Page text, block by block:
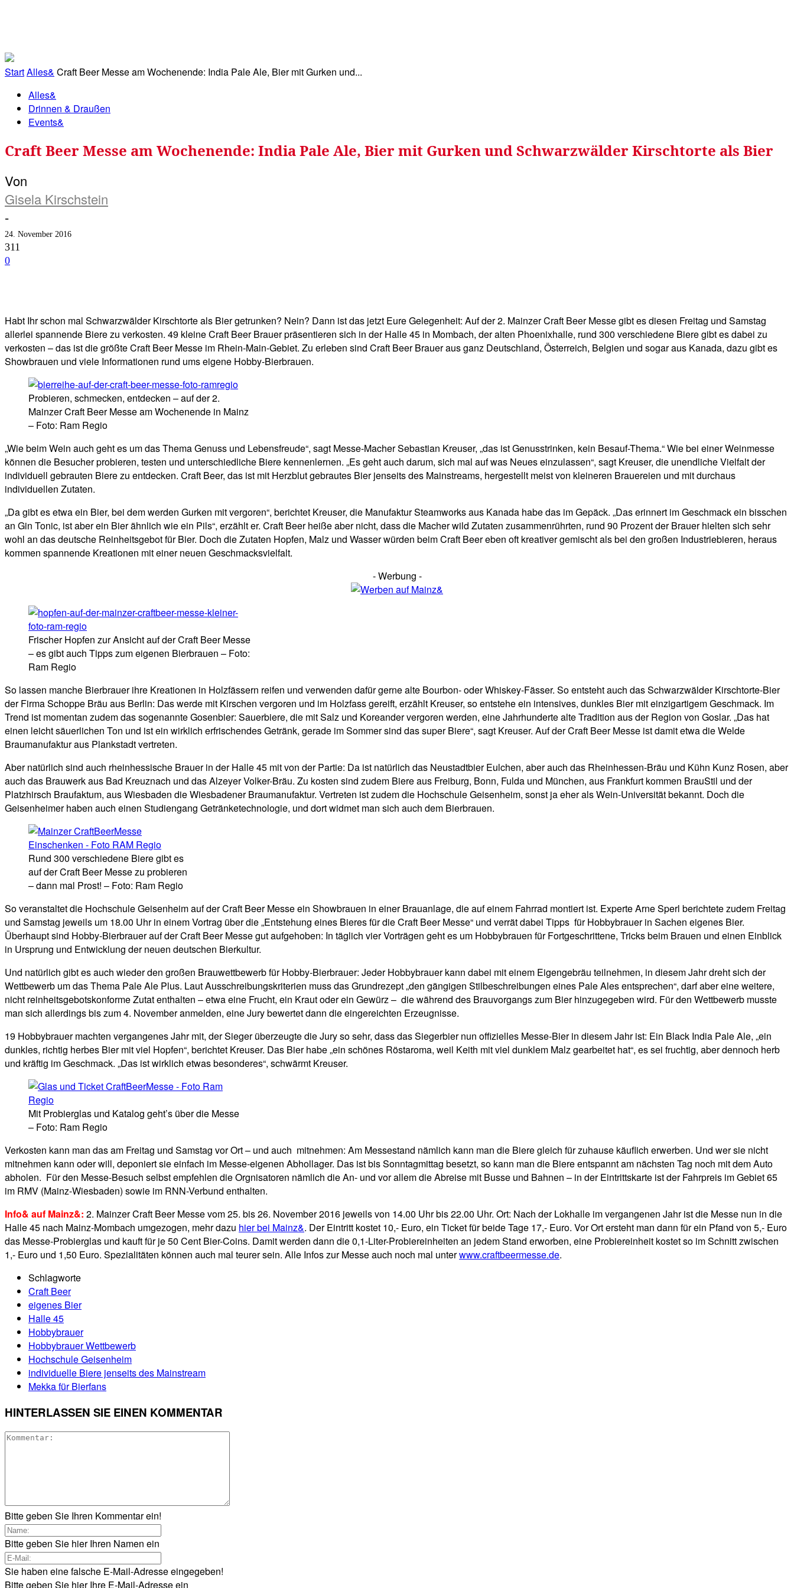
StartAlles& Craft Beer Messe am Wochenende: India Pale Ale, Bier mit Gurken und...
Alles&
Drinnen & Draußen
Events&
Craft Beer Messe am Wochenende: India Pale Ale, Bier mit Gurken und Schwarzwälder Kirschtorte als Bier
Von
Gisela Kirschstein
-
24. November 2016
311
0
Habt Ihr schon mal Schwarzwälder Kirschtorte als Bier getrunken? Nein? Dann ist das jetzt Eure Gelegenheit: Auf der 2. Mainzer Craft Beer Messe gibt es diesen Freitag und Samstag
allerlei spannende Biere zu verkosten. 49 kleine Craft Beer Brauer präsentieren sich in der Halle 45 in Mombach, der alten Phoenixhalle, rund 300 verschiedene Biere gibt es dabei zu
verkosten – das ist die größte Craft Beer Messe im Rhein-Main-Gebiet. Zu erleben sind Craft Beer Brauer aus ganz Deutschland, Österreich, Belgien und sogar aus Kanada, dazu gibt es
Showbrauen und viele Informationen rund ums eigene Hobby-Bierbrauen.
Probieren, schmecken, entdecken – auf der 2.
Mainzer Craft Beer Messe am Wochenende in Mainz
– Foto: Ram Regio
„Wie beim Wein auch geht es um das Thema Genuss und Lebensfreude“, sagt Messe-Macher Sebastian Kreuser, „das ist Genusstrinken, kein Besauf-Thema.“ Wie bei einer Weinmesse
können die Besucher probieren, testen und unterschiedliche Biere kennenlernen. „Es geht auch darum, sich mal auf was Neues einzulassen“, sagt Kreuser, die unendliche Vielfalt der
individuell gebrauten Biere zu entdecken. Craft Beer, das ist mit Herzblut gebrautes Bier jenseits des Mainstreams, hergestellt meist von kleineren Brauereien und mit durchaus
individuellen Zutaten.
„Da gibt es etwa ein Bier, bei dem werden Gurken mit vergoren“, berichtet Kreuser, die Manufaktur Steamworks aus Kanada habe das im Gepäck. „Das erinnert im Geschmack ein bisschen
an Gin Tonic, ist aber ein Bier ähnlich wie ein Pils“, erzählt er. Craft Beer heiße aber nicht, dass die Macher wild Zutaten zusammenrührten, rund 90 Prozent der Brauer hielten sich sehr
wohl an das deutsche Reinheitsgebot für Bier. Doch die Zutaten Hopfen, Malz und Wasser würden beim Craft Beer eben oft kreativer gemischt als bei den großen Industriebieren, heraus
kommen spannende Kreationen mit einer neuen Geschmacksvielfalt.
- Werbung -
Frischer Hopfen zur Ansicht auf der Craft Beer Messe
– es gibt auch Tipps zum eigenen Bierbrauen – Foto:
Ram Regio
So lassen manche Bierbrauer ihre Kreationen in Holzfässern reifen und verwenden dafür gerne alte Bourbon- oder Whiskey-Fässer. So entsteht auch das Schwarzwälder Kirschtorte-Bier
der Firma Schoppe Bräu aus Berlin: Das werde mit Kirschen vergoren und im Holzfass gereift, erzählt Kreuser, so entstehe ein intensives, dunkles Bier mit einzigartigem Geschmack. Im
Trend ist momentan zudem das sogenannte Gosenbier: Sauerbiere, die mit Salz und Koreander vergoren werden, eine Jahrhunderte alte Tradition aus der Region von Goslar. „Das hat
einen leicht säuerlichen Ton und ist ein wirklich erfrischendes Getränk, gerade im Sommer sind das super Biere“, sagt Kreuser. Auf der Craft Beer Messe ist damit etwa die Welde
Braumanufaktur aus Plankstadt vertreten.
Aber natürlich sind auch rheinhessische Brauer in der Halle 45 mit von der Partie: Da ist natürlich das Neustadtbier Eulchen, aber auch das Rheinhessen-Bräu und Kühn Kunz Rosen, aber
auch das Brauwerk aus Bad Kreuznach und das Alzeyer Volker-Bräu. Zu kosten sind zudem Biere aus Freiburg, Bonn, Fulda und München, aus Frankfurt kommen BrauStil und der
Platzhirsch Braufaktum, aus Wiesbaden die Wiesbadener Braumanufaktur. Vertreten ist zudem die Hochschule Geisenheim, sonst ja eher als Wein-Universität bekannt. Doch die
Geisenheimer haben auch einen Studiengang Getränketechnologie, und dort widmet man sich auch dem Bierbrauen.
Rund 300 verschiedene Biere gibt es
auf der Craft Beer Messe zu probieren
– dann mal Prost! – Foto: Ram Regio
So veranstaltet die Hochschule Geisenheim auf der Craft Beer Messe ein Showbrauen in einer Brauanlage, die auf einem Fahrrad montiert ist. Experte Arne Sperl berichtete zudem Freitag
und Samstag jeweils um 18.00 Uhr in einem Vortrag über die „Entstehung eines Bieres für die Craft Beer Messe“ und verrät dabei Tipps für Hobbybrauer in Sachen eigenes Bier.
Überhaupt sind Hobby-Bierbrauer auf der Craft Beer Messe gut aufgehoben: In täglich vier Vorträgen geht es um Hobbybrauen für Fortgeschrittene, Tricks beim Brauen und einen Einblick
in Ursprung und Entwicklung der neuen deutschen Bierkultur.
Und natürlich gibt es auch wieder den großen Brauwettbewerb für Hobby-Bierbrauer: Jeder Hobbybrauer kann dabei mit einem Eigengebräu teilnehmen, in diesem Jahr dreht sich der
Wettbewerb um das Thema Pale Ale Plus. Laut Ausschreibungskriterien muss das Grundrezept „den gängigen Stilbeschreibungen eines Pale Ales entsprechen“, darf aber eine weitere,
nicht reinheitsgebotskonforme Zutat enthalten – etwa eine Frucht, ein Kraut oder ein Gewürz – die während des Brauvorgangs zum Bier hinzugegeben wird. Für den Wettbewerb musste
man sich allerdings bis zum 4. November anmelden, eine Jury bewertet dann die eingereichten Erzeugnisse.
19 Hobbybrauer machten vergangenes Jahr mit, der Sieger überzeugte die Jury so sehr, dass das Siegerbier nun offizielles Messe-Bier in diesem Jahr ist: Ein Black India Pale Ale, „ein
dunkles, richtig herbes Bier mit viel Hopfen“, berichtet Kreuser. Das Bier habe „ein schönes Röstaroma, weil Keith mit viel dunklem Malz gearbeitet hat“, es sei fruchtig, aber dennoch herb
und kräftig im Geschmack. „Das ist wirklich etwas besonderes“, schwärmt Kreuser.
Mit Probierglas und Katalog geht’s über die Messe
– Foto: Ram Regio
Verkosten kann man das am Freitag und Samstag vor Ort – und auch mitnehmen: Am Messestand nämlich kann man die Biere gleich für zuhause käuflich erwerben. Und wer sie nicht
mitnehmen kann oder will, deponiert sie einfach im Messe-eigenen Abhollager. Das ist bis Sonntagmittag besetzt, so kann man die Biere entspannt am nächsten Tag noch mit dem Auto
abholen. Für den Messe-Besuch selbst empfehlen die Orgnisatoren nämlich die An- und vor allem die Abreise mit Busse und Bahnen – in der Eintrittskarte ist der Fahrpreis im Gebiet 65
im RMV (Mainz-Wiesbaden) sowie im RNN-Verbund enthalten.
Info& auf Mainz&: 2. Mainzer Craft Beer Messe vom 25. bis 26. November 2016 jeweils von 14.00 Uhr bis 22.00 Uhr. Ort: Nach der Lokhalle im vergangenen Jahr ist die Messe nun in die
Halle 45 nach Mainz-Mombach umgezogen, mehr dazu hier bei Mainz&. Der Eintritt kostet 10,- Euro, ein Ticket für beide Tage 17,- Euro. Vor Ort ersteht man dann für ein Pfand von 5,- Euro
das Messe-Probierglas und kauft für je 50 Cent Bier-Coins. Damit werden dann die 0,1-Liter-Probiereinheiten an jedem Stand erworben, eine Probiereinheit kostet so im Schnitt zwischen
1,- Euro und 1,50 Euro. Spezialitäten können auch mal teurer sein. Alle Infos zur Messe auch noch mal unterwww.craftbeermesse.de.
Schlagworte
Craft Beer
eigenes Bier
Halle 45
Hobbybrauer
Hobbybrauer Wettbewerb
Hochschule Geisenheim
individuelle Biere jenseits des Mainstream
Mekka für Bierfans
HINTERLASSEN SIE EINEN KOMMENTAR
Bitte geben Sie Ihren Kommentar ein!
Bitte geben Sie hier Ihren Namen ein
Sie haben eine falsche E-Mail-Adresse eingegeben!
Bitte geben Sie hier Ihre E-Mail-Adresse ein